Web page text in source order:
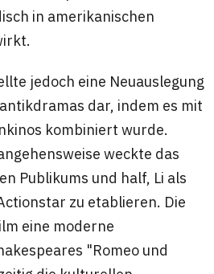
in amerikanischen
jedoch eine Neuauslegung
dar, indem es mit
kombiniert wurde.
weckte das
Publikums und half, Li als
zu etablieren. Die
eine moderne
"Romeo und